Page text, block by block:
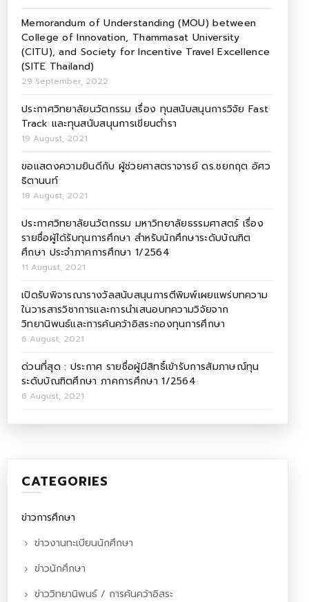
Memorandum of Understanding (MOU) between
College of Innovation, Thammasat University
(CITU), and Society for Incentive Travel Excellence
(SITE Thailand)
29 September, 2022
ประกาศวิทยาลัยนวัตกรรม เรื่อง ทุนสนับสนุนการวิจัย Fast
Track และทุนสนับสนุนการเขียนตำรา
19 August, 2021
ขอแสดงความยินดีกับ ผู้ช่วยศาสตราจารย์ ดร.ชยกฤต อัศว
ธิตานนท์
18 August, 2021
ประกาศวิทยาลัยนวัตกรรม มหาวิทยาลัยธรรมศาสตร์ เรื่อง
รายชื่อผู้ได้รับทุนการศึกษา สำหรับนักศึกษาระดับบัณฑิต
ศึกษา ประจำภาคการศึกษา 1/2564
11 August, 2021
เปิดรับพิจารณารางวัลสนับสนุนการตีพิมพ์เผยแพร่บทความ
ในวารสารวิชาการและการนำเสนอบทความวิจัยจาก
วิทยานิพนธ์และการค้นคว้าอิสระกองทุนการศึกษา
6 August, 2021
ด่วนที่สุด : ประกาศ รายชื่อผู้มีสิทธิ์เข้ารับการสัมภาษณ์ทุน
ระดับบัณฑิตศึกษา ภาคการศึกษา 1/2564
6 August, 2021
CATEGORIES
ข่าวการศึกษา
ข่าวงานทะเบียนนักศึกษา
ข่าวนักศึกษา
ข่าววิทยานิพนธ์ / การค้นคว้าอิสระ